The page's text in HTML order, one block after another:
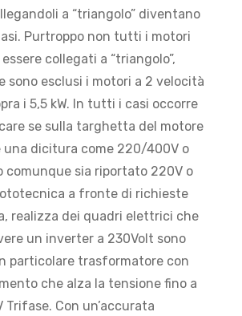
a “triangolo” diventano
Purtroppo non tutti i motori
collegati a “triangolo”,
sono esclusi i motori a 2 velocità
i 5,5 kW. In tutti i casi occorre
se sulla targhetta del motore
una dicitura come 220/400V o
comunque sia riportato 220V o
a fronte di richieste
realizza dei quadri elettrici che
un inverter a 230Volt sono
particolare trasformatore con
che alza la tensione fino a
Trifase. Con un’accurata